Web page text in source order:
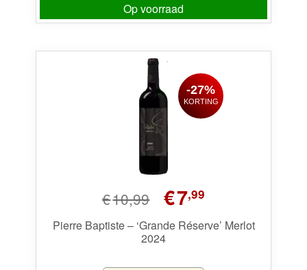
Op voorraad
€10,99
Oorspronkelijke
prijs
was:
€10,99.
€7,99Huidige
is:
Pierre Baptiste – ‘Grande Réserve’ Merlot
2024
-27%
KORTING